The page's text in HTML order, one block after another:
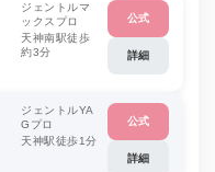
ジェントルマ
ックスプロ
天神南駅徒歩
約3分
公式
詳細
ジェントルYA
Gプロ
天神駅徒歩1分
公式
詳細